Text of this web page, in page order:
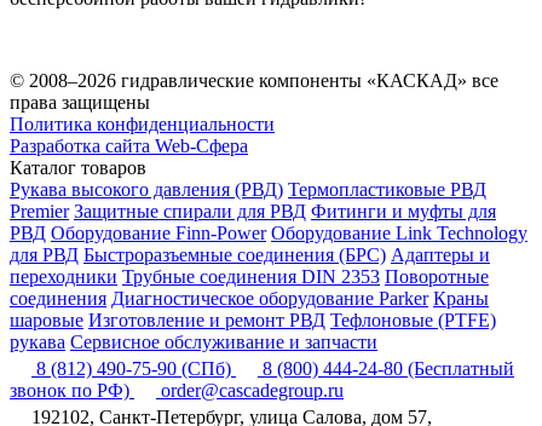
© 2008–2026 гидравлические компоненты «КАСКАД» все
права защищены
Политика конфиденциальности
Разработка сайта Web-Сфера
Каталог товаров
Рукава высокого давления (РВД) Термопластиковые РВД
Premier Защитные спирали для РВД Фитинги и муфты для
РВД Оборудование Finn-Power Оборудование Link Technology
для РВД Быстроразъемные соединения (БРС) Адаптеры и
переходники Трубные соединения DIN 2353 Поворотные
соединения Диагностическое оборудование Parker Краны
шаровые Изготовление и ремонт РВД Тефлоновые (PTFE)
рукава Сервисное обслуживание и запчасти
8 (812) 490-75-90 (СПб) 8 (800) 444-24-80 (Бесплатный
звонок по РФ)
order@cascadegroup.ru
192102, Санкт-Петербург, улица Салова, дом 57,